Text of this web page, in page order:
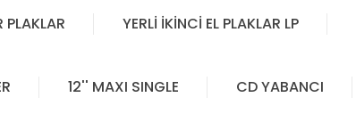
PLAKLAR YERLİ İKİNCİ EL PLAKLAR LP
12'' MAXI SINGLE CD YABANCI